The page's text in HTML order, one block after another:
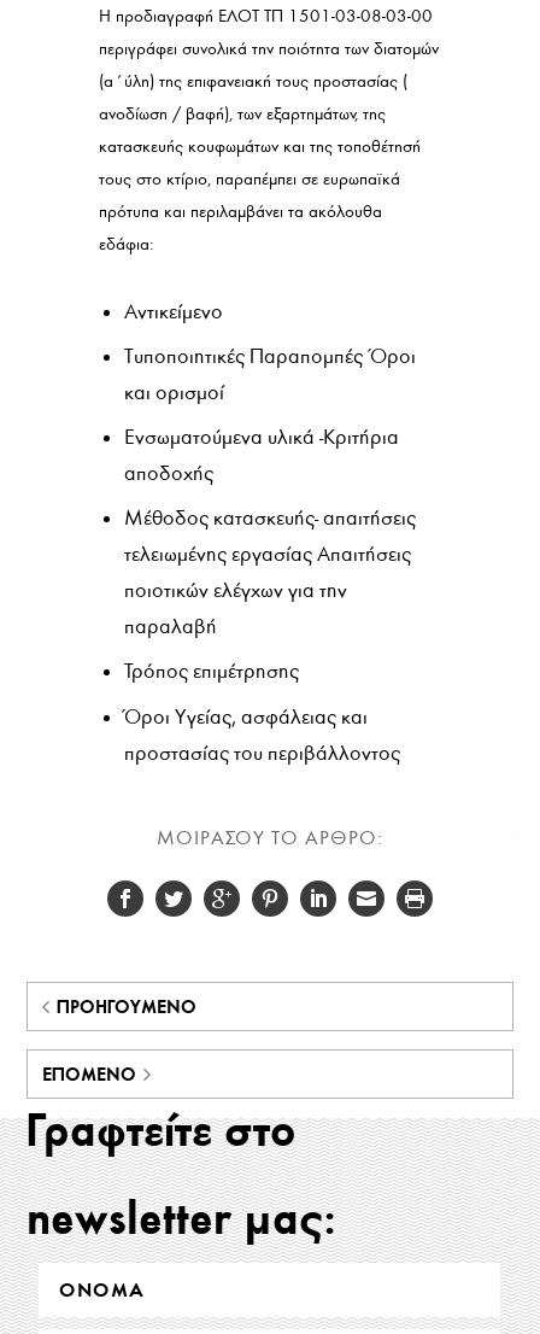
Η προδιαγραφή ΕΛΟΤ ΤΠ 1501-03-08-03-00
περιγράφει συνολικά την ποιότητα των διατομών
(α΄ύλη) της επιφανειακή τους προστασίας (
ανοδίωση / βαφή), των εξαρτημάτων, της
κατασκευής κουφωμάτων και της τοποθέτησή
τους στο κτίριο, παραπέμπει σε ευρωπαϊκά
πρότυπα και περιλαμβάνει τα ακόλουθα
εδάφια:
Αντικείμενο
Τυποποιητικές Παραπομπές Όροι
και ορισμοί
Ενσωματούμενα υλικά -Κριτήρια
αποδοχής
Μέθοδος κατασκευής- απαιτήσεις
τελειωμένης εργασίας Απαιτήσεις
ποιοτικών ελέγχων για την
παραλαβή
Τρόπος επιμέτρησης
Όροι Υγείας, ασφάλειας και
προστασίας του περιβάλλοντος
ΜΟΙΡΑΣΟΥ ΤΟ ΑΡΘΡΟ:
ΠΡΟΗΓΟΎΜΕΝΟ
ΕΠΌΜΕΝΟ
Γραφτείτε στο
newsletter μας: